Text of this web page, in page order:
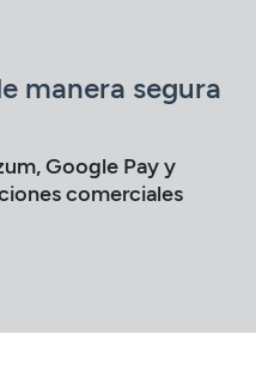
manera segura
Google Pay y
comerciales